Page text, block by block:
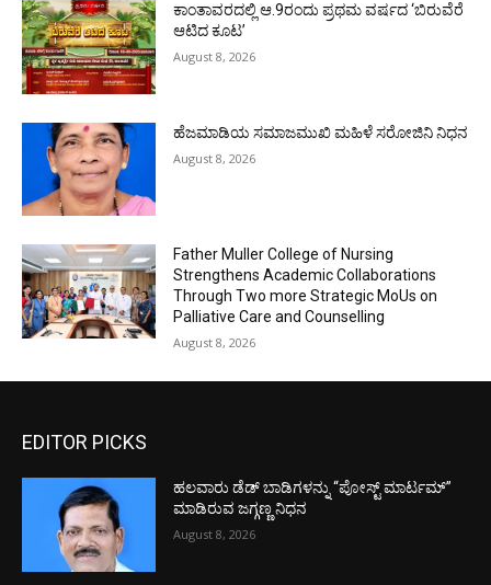
ಕಾಂತಾವರದಲ್ಲಿ ಆ.9ರಂದು ಪ್ರಥಮ ವರ್ಷದ ‘ಬಿರುವೆರೆ
ಆಟಿದ ಕೂಟ’
August 8, 2026
ಹೆಜಮಾಡಿಯ ಸಮಾಜಮುಖಿ ಮಹಿಳೆ ಸರೋಜಿನಿ ನಿಧನ
August 8, 2026
Father Muller College of Nursing
Strengthens Academic Collaborations
Through Two more Strategic MoUs on
Palliative Care and Counselling
August 8, 2026
EDITOR PICKS
ಹಲವಾರು ಡೆಡ್ ಬಾಡಿಗಳನ್ನು “ಪೋಸ್ಟ್ ಮಾರ್ಟಮ್”
ಮಾಡಿರುವ ಜಗ್ಗಣ್ಣ ನಿಧನ
August 8, 2026